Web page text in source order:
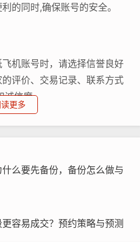
的同时,确保账号的安全。
机账号时，请选择信誉良好
评价、交易记录、联系方式
信度。
账号前，请仔细查看卖家提
更多
么要先备份，备份怎么做与
容易成交？预约策略与预测